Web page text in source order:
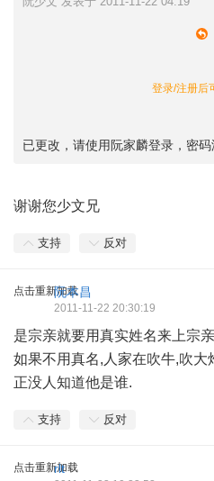
登录/注册后
已更改，请使用阮家麟登录，密
谢谢您少文兄
支持 反对
点击重新加载
阮本昌
2011-11-22 20:30:19
是宗亲就要用真实姓名来上宗
如果不用真名,人家在吹牛,吹大
正没人知道他是谁.
支持 反对
点击重新加载
rlt